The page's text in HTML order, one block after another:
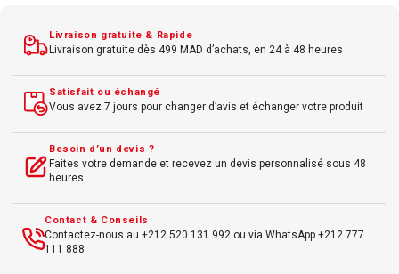
Livraison gratuite & Rapide
Livraison gratuite dès 499 MAD d’achats, en 24 à 48 heures
Satisfait ou échangé
Vous avez 7 jours pour changer d’avis et échanger votre produit
Besoin d’un devis ?
Faites votre demande et recevez un devis personnalisé sous 48
heures
Contact & Conseils
Contactez-nous au +212 520 131 992 ou via WhatsApp +212 777
111 888